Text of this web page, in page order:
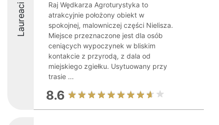
Laureaci
Raj Wędkarza Agroturystyka to
atrakcyjnie położony obiekt w
spokojnej, malowniczej części Nielisza.
Miejsce przeznaczone jest dla osób
ceniących wypoczynek w bliskim
kontakcie z przyrodą, z dala od
miejskiego zgiełku. Usytuowany przy
trasie ...
8.6